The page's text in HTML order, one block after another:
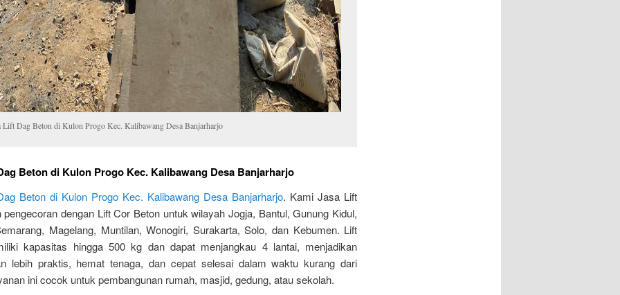
Lift Dag Beton di Kulon Progo Kec. Kalibawang Desa Banjarharjo
Beton di Kulon Progo Kec. Kalibawang Desa Banjarharjo
Beton di Kulon Progo Kec. Kalibawang Desa Banjarharjo. Kami Jasa Lift
pengecoran dengan Lift Cor Beton untuk wilayah Jogja, Bantul, Gunung Kidul,
Magelang, Muntilan, Wonogiri, Surakarta, Solo, dan Kebumen. Lift
kapasitas hingga 500 kg dan dapat menjangkau 4 lantai, menjadikan
lebih praktis, hemat tenaga, dan cepat selesai dalam waktu kurang dari
ini cocok untuk pembangunan rumah, masjid, gedung, atau sekolah.